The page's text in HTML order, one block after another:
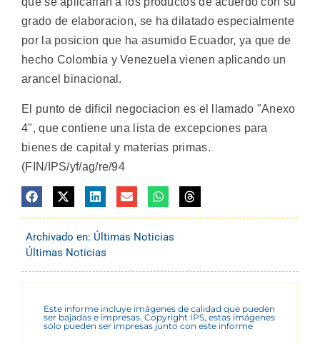
grado de elaboracion, se ha dilatado especialmente
por la posicion que ha asumido Ecuador, ya que de
hecho Colombia y Venezuela vienen aplicando un
arancel binacional.
El punto de dificil negociacion es el llamado "Anexo
4", que contiene una lista de excepciones para
bienes de capital y materias primas.
(FIN/IPS/yf/ag/re/94
Archivado en: Últimas Noticias
Últimas Noticias
Este informe incluye imágenes de calidad que pueden
ser bajadas e impresas. Copyright IPS, estas imágenes
sólo pueden ser impresas junto con este informe